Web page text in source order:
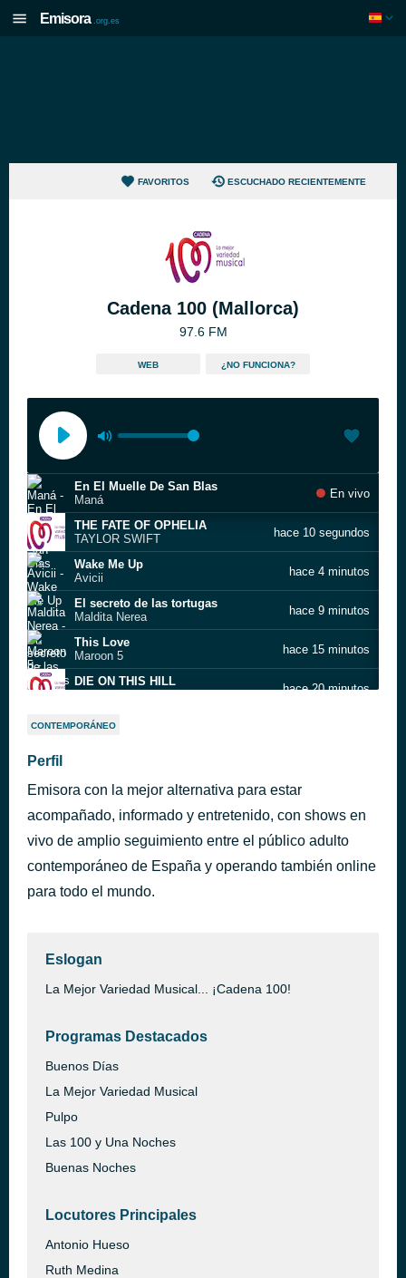
Emisora .org.es
FAVORITOS ESCUCHADO RECIENTEMENTE
Cadena 100 (Mallorca)
97.6 FM
WEB ¿NO FUNCIONA?
En El Muelle De San Blas
Maná
En vivo
THE FATE OF OPHELIA
TAYLOR SWIFT
hace 10 segundos
Wake Me Up
Avicii
hace 4 minutos
El secreto de las tortugas
Maldita Nerea
hace 9 minutos
This Love
Maroon 5
hace 15 minutos
DIE ON THIS HILL
hace 20 minutos
It's A Beautiful Day
Shivers
Ed Sheeran
NEXO 01. Me acuerdo de ti
Nil Moliner
hace 36 minutos
CONTEMPORÁNEO
Perfil
Emisora con la mejor alternativa para estar
acompañado, informado y entretenido, con shows en
vivo de amplio seguimiento entre el público adulto
contemporáneo de España y operando también online
para todo el mundo.
Eslogan
La Mejor Variedad Musical... ¡Cadena 100!
Programas Destacados
Buenos Días
La Mejor Variedad Musical
Pulpo
Las 100 y Una Noches
Buenas Noches
Locutores Principales
Antonio Hueso
Ruth Medina